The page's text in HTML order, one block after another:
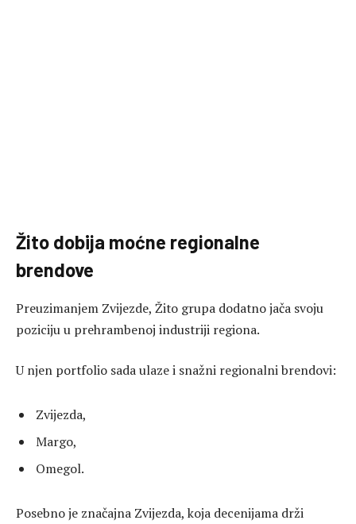
Žito dobija moćne regionalne
brendove
Preuzimanjem Zvijezde, Žito grupa dodatno jača svoju
poziciju u prehrambenoj industriji regiona.
U njen portfolio sada ulaze i snažni regionalni brendovi:
Zvijezda,
Margo,
Omegol.
Posebno je značajna Zvijezda, koja decenijama drži